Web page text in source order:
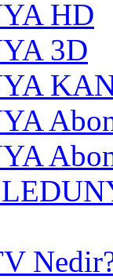
HD
3D